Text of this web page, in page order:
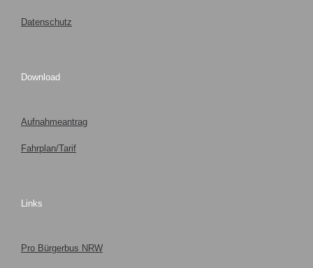
Datenschutz
Download
Aufnahmeantrag
Fahrplan/Tarif
Links
Pro Bürgerbus NRW